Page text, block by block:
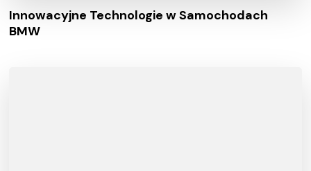
Innowacyjne Technologie w Samochodach
BMW